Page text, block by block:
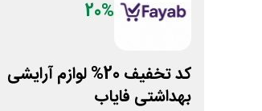
20%
کد تخفیف 20% لوازم آرایشی
بهداشتی فایاب